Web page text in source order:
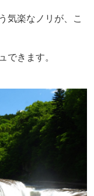
気楽なノリが、こ
できます。